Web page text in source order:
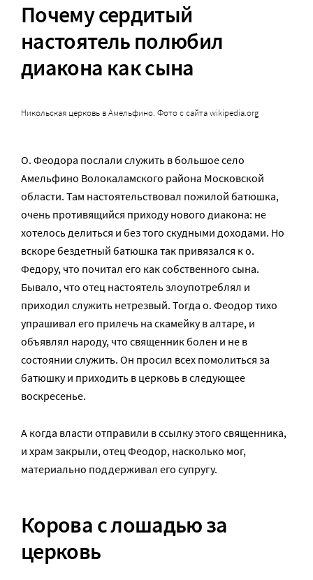
Почему сердитый
настоятель полюбил
диакона как сына
Никольская церковь в Амельфино. Фото с сайта wikipedia.org
О. Феодора послали служить в большое село
Амельфино Волокаламского района Московской
области. Там настоятельствовал пожилой батюшка,
очень противящийся приходу нового диакона: не
хотелось делиться и без того скудными доходами. Но
вскоре бездетный батюшка так привязался к о.
Федору, что почитал его как собственного сына.
Бывало, что отец настоятель злоупотреблял и
приходил служить нетрезвый. Тогда о. Феодор тихо
упрашивал его прилечь на скамейку в алтаре, и
объявлял народу, что священник болен и не в
состоянии служить. Он просил всех помолиться за
батюшку и приходить в церковь в следующее
воскресенье.
А когда власти отправили в ссылку этого священника,
и храм закрыли, отец Феодор, насколько мог,
материально поддерживал его супругу.
Корова с лошадью за
церковь